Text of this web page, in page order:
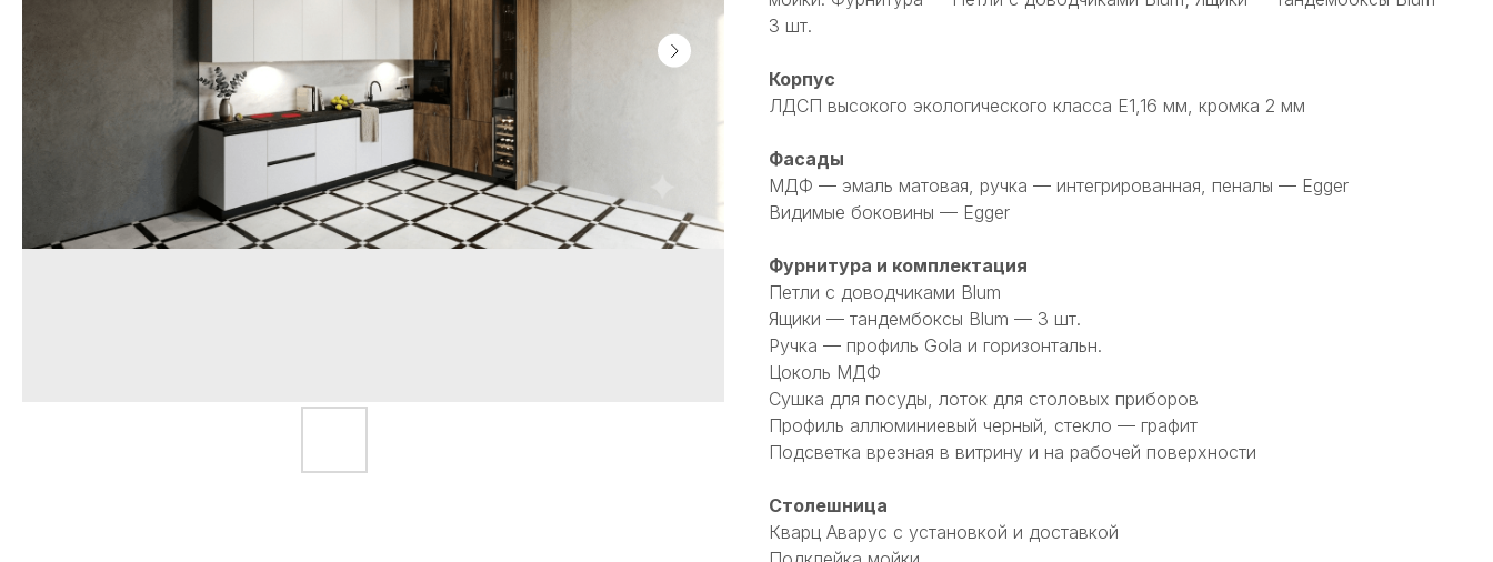
3 шт.
Корпус
ЛДСП высокого экологического класса Е1,16 мм, кромка 2 мм
Фасады
МДФ — эмаль матовая, ручка — интегрированная, пеналы — Egger
Видимые боковины — Egger
Фурнитура и комплектация
Петли с доводчиками Blum
Ящики — тандембоксы Blum — 3 шт.
Ручка — профиль Gola и горизонтальн.
Цоколь МДФ
Сушка для посуды, лоток для столовых приборов
Профиль аллюминиевый черный, стекло — графит
Подсветка врезная в витрину и на рабочей поверхности
Столешница
Кварц Аварус с установкой и доставкой